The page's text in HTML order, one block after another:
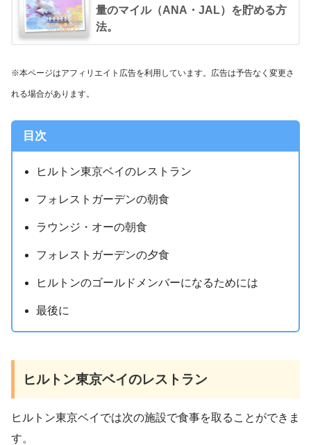
量のマイル（ANA・JAL）を貯める方
法。
※本ページはアフィリエイト広告を利用しています。広告は予告なく変更さ
れる場合があります。
目次
ヒルトン東京ベイのレストラン
フォレストガーデンの朝食
ラウンジ・オーの朝食
フォレストガーデンの夕食
ヒルトンのゴールドメンバーになるためには
最後に
ヒルトン東京ベイのレストラン
ヒルトン東京ベイでは次の施設で食事を取ることができま
す。